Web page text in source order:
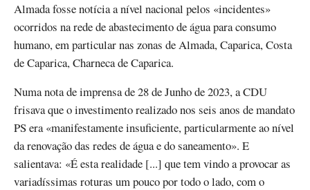
Almada fosse notícia a nível nacional pelos «incidentes»
ocorridos na rede de abastecimento de água para consumo
humano, em particular nas zonas de Almada, Caparica, Costa
de Caparica, Charneca de Caparica.
Numa nota de imprensa de 28 de Junho de 2023, a CDU
frisava que o investimento realizado nos seis anos de mandato
PS era «manifestamente insuficiente, particularmente ao nível
da renovação das redes de água e do saneamento». E
salientava: «É esta realidade [...] que tem vindo a provocar as
variadíssimas roturas um pouco por todo o lado, com o